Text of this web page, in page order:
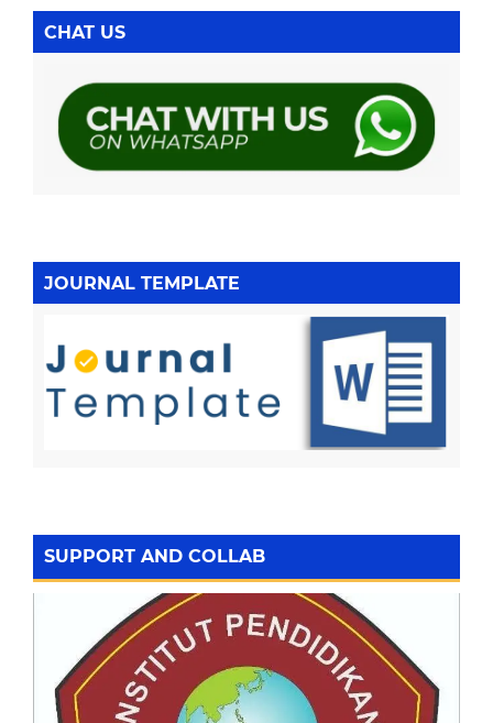
CHAT US
JOURNAL TEMPLATE
SUPPORT AND COLLAB